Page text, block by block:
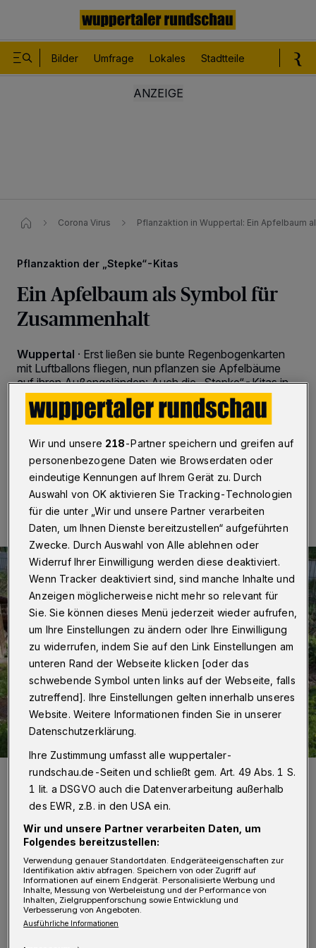
Bilder Umfrage Lokales Stadtteile
Corona Virus Pflanzaktion in Wuppertal: Ein Apfelbaum
Pflanzaktion der „Stepke“-Kitas
Ein Apfelbaum als Symbol für
Zusammenhalt
Wuppertal · Erst ließen sie bunte Regenbogenkarten
mit Luftballons fliegen, nun pflanzen sie Apfelbäume
auf ihren Außengeländen: Auch die „Stepke“-Kitas in
Wuppertal haben mit kreativen Aktionen ein Zeichen
der Hoffnung und des kollegialen Zusammenhalts
gesetzt.
21.04.2020 , 08:30 Uhr 2 Minuten Lesezeit
Das Exemplar in der Samoastraße ...
Foto: Stepke
„Die Kraft, die ein Baum durch seinen Stamm
und seine Äste verkörpert, soll ein Symbol
dafür sein, wie gestärkt wir als Team aus
Wir und unsere 218-Partner speichern und greifen auf
personenbezogene Daten wie Browserdaten oder
eindeutige Kennungen auf Ihrem Gerät zu. Durch
Auswahl von OK aktivieren Sie Tracking-Technologien
für die unter „Wir und unsere Partner verarbeiten
Daten, um Ihnen Dienste bereitzustellen“ aufgeführten
Zwecke. Durch Auswahl von Alle ablehnen oder
Widerruf Ihrer Einwilligung werden diese deaktiviert.
Wenn Tracker deaktiviert sind, sind manche Inhalte und
Anzeigen möglicherweise nicht mehr so relevant für
Sie. Sie können dieses Menü jederzeit wieder aufrufen,
um Ihre Einstellungen zu ändern oder Ihre Einwilligung
zu widerrufen, indem Sie auf den Link Einstellungen am
unteren Rand der Webseite klicken [oder das
schwebende Symbol unten links auf der Webseite, falls
zutreffend]. Ihre Einstellungen gelten innerhalb unseres
Website. Weitere Informationen finden Sie in unserer
Datenschutzerklärung.
Ihre Zustimmung umfasst alle wuppertaler-
rundschau.de-Seiten und schließt gem. Art. 49 Abs. 1 S.
1 lit. a DSGVO auch die Datenverarbeitung außerhalb
des EWR, z.B. in den USA ein.
Wir und unsere Partner verarbeiten Daten, um
Folgendes bereitzustellen:
Verwendung genauer Standortdaten. Endgeräteeigenschaften zur
Identifikation aktiv abfragen. Speichern von oder Zugriff auf
Informationen auf einem Endgerät. Personalisierte Werbung und
Inhalte, Messung von Werbeleistung und der Performance von
Inhalten, Zielgruppenforschung sowie Entwicklung und
Verbesserung von Angeboten.
Ausführliche Informationen